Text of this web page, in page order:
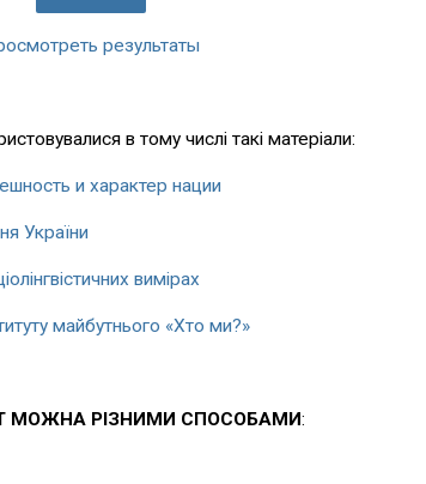
результаты
в тому числі такі матеріали:
и характер нации
України
вимірах
майбутнього «Хто ми?»
МОЖНА РІЗНИМИ СПОСОБАМИ: